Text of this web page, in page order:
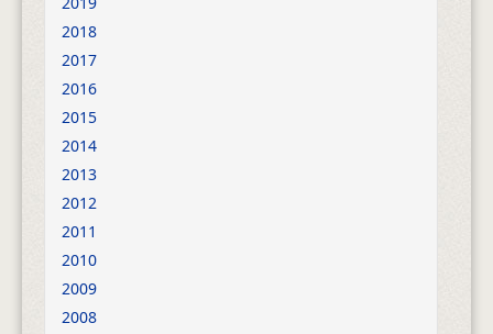
2018
2017
2016
2015
2014
2013
2012
2011
2010
2009
2008